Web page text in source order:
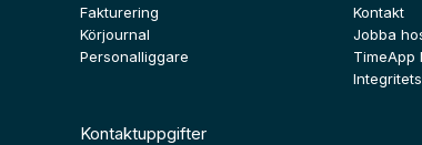
Fakturering
Körjournal
Personalliggare
Kontakt
Jobba
TimeApp
Kontaktuppgifter